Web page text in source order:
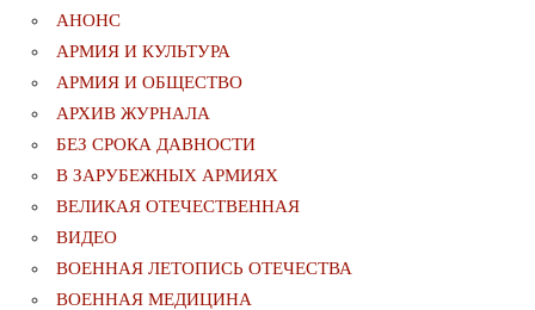
АНОНС
АРМИЯ И КУЛЬТУРА
АРМИЯ И ОБЩЕСТВО
АРХИВ ЖУРНАЛА
БЕЗ СРОКА ДАВНОСТИ
В ЗАРУБЕЖНЫХ АРМИЯХ
ВЕЛИКАЯ ОТЕЧЕСТВЕННАЯ
ВИДЕО
ВОЕННАЯ ЛЕТОПИСЬ ОТЕЧЕСТВА
ВОЕННАЯ МЕДИЦИНА